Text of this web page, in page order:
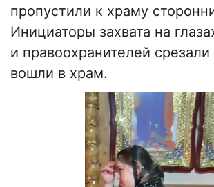
пропустили к храму
Инициаторы захвата на
и правоохранителей
вошли в храм.